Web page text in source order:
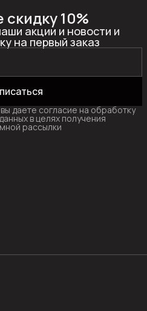
скидку 10%
акции и новости и
на первый заказ
даете согласие на обработку
в целях получения
рассылки